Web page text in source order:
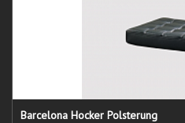
Barcelona Hocker Polsterung